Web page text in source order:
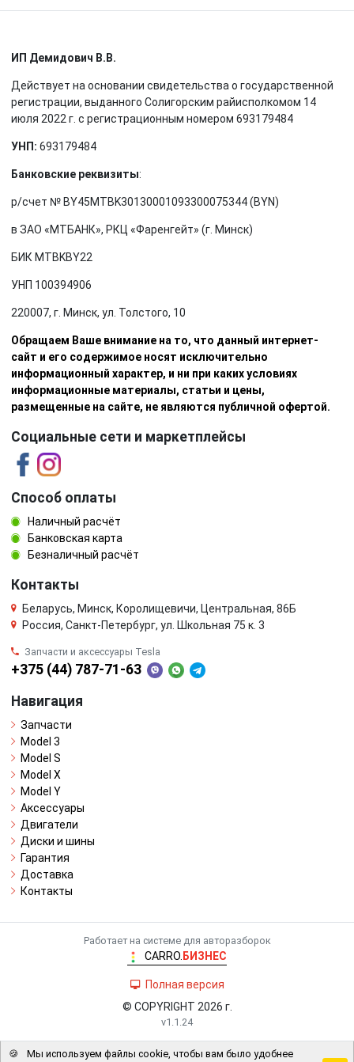
ИП Демидович В.В.
Действует на основании свидетельства о государственной
регистрации, выданного Солигорским райисполкомом 14
июля 2022 г. с регистрационным номером 693179484
УНП: 693179484
Банковские реквизиты:
р/счет № BY45MTBK30130001093300075344 (BYN)
в ЗАО «МТБАНК», РКЦ «Фаренгейт» (г. Минск)
БИК MTBKBY22
УНП 100394906
220007, г. Минск, ул. Толстого, 10
Обращаем Ваше внимание на то, что данный интернет-
сайт и его содержимое носят исключительно
информационный характер, и ни при каких условиях
информационные материалы, статьи и цены,
размещенные на сайте, не являются публичной офертой.
Социальные сети и маркетплейсы
Способ оплаты
Наличный расчёт
Банковская карта
Безналичный расчёт
Контакты
Беларусь, Минск, Королищевичи, Центральная, 86Б
Россия, Санкт-Петербург, ул. Школьная 75 к. 3
Запчасти и аксессуары Tesla
+375 (44) 787-71-63
Навигация
Запчасти
Model 3
Model S
Model X
Model Y
Аксессуары
Двигатели
Диски и шины
Гарантия
Доставка
Контакты
Работает на системе для авторазборок
CARRO. БИЗНЕС
Полная версия
© COPYRIGHT 2026 г.
v1.1.24
🍪 Мы используем файлы cookie, чтобы вам было удобнее